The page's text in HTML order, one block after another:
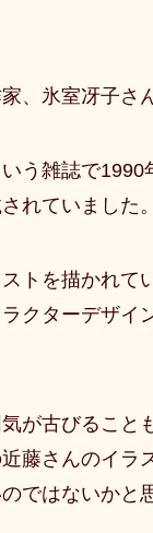
、氷室冴子さ
う雑誌で1990
れていました。
トを描かれて
クターデザイ
が古びること
藤さんのイラ
ではないかと